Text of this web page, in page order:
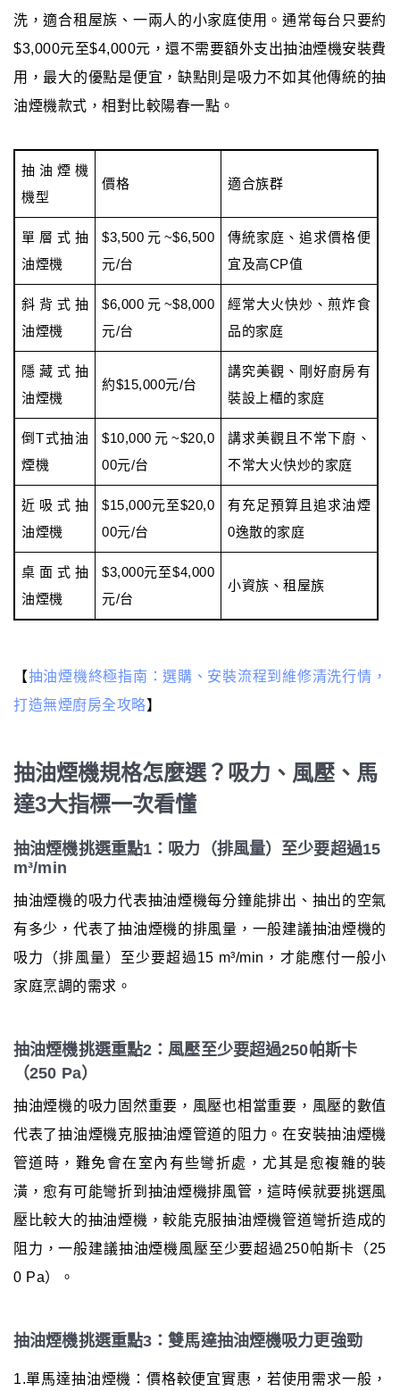
洗，適合租屋族、一兩人的小家庭使用。通常每台只要約
$3,000元至$4,000元，還不需要額外支出抽油煙機安裝費
用，最大的優點是便宜，缺點則是吸力不如其他傳統的抽
油煙機款式，相對比較陽春一點。
抽油煙機
機型
價格 適合族群
單層式抽
油煙機
$3,500元~$6,500
元/台
傳統家庭、追求價格便
宜及高CP值
斜背式抽
油煙機
$6,000元~$8,000
元/台
經常大火快炒、煎炸食
品的家庭
隱藏式抽
油煙機
約$15,000元/台
講究美觀、剛好廚房有
裝設上櫃的家庭
倒T式抽油
煙機
$10,000元~$20,0
00元/台
講求美觀且不常下廚、
不常大火快炒的家庭
近吸式抽
油煙機
$15,000元至$20,0
00元/台
有充足預算且追求油煙
0逸散的家庭
桌面式抽
油煙機
$3,000元至$4,000
元/台
小資族、租屋族
【抽油煙機終極指南：選購、安裝流程到維修清洗行情，
打造無煙廚房全攻略】
抽油煙機規格怎麼選？吸力、風壓、馬
達3大指標一次看懂
抽油煙機挑選重點1：吸力（排風量）至少要超過15
m³/min
抽油煙機的吸力代表抽油煙機每分鐘能排出、抽出的空氣
有多少，代表了抽油煙機的排風量，一般建議抽油煙機的
吸力（排風量）至少要超過15 m³/min，才能應付一般小
家庭烹調的需求。
抽油煙機挑選重點2：風壓至少要超過250帕斯卡
（250 Pa）
抽油煙機的吸力固然重要，風壓也相當重要，風壓的數值
代表了抽油煙機克服抽油煙管道的阻力。在安裝抽油煙機
管道時，難免會在室內有些彎折處，尤其是愈複雜的裝
潢，愈有可能彎折到抽油煙機排風管，這時候就要挑選風
壓比較大的抽油煙機，較能克服抽油煙機管道彎折造成的
阻力，一般建議抽油煙機風壓至少要超過250帕斯卡（25
0 Pa）。
抽油煙機挑選重點3：雙馬達抽油煙機吸力更強勁
1.單馬達抽油煙機：價格較便宜實惠，若使用需求一般，